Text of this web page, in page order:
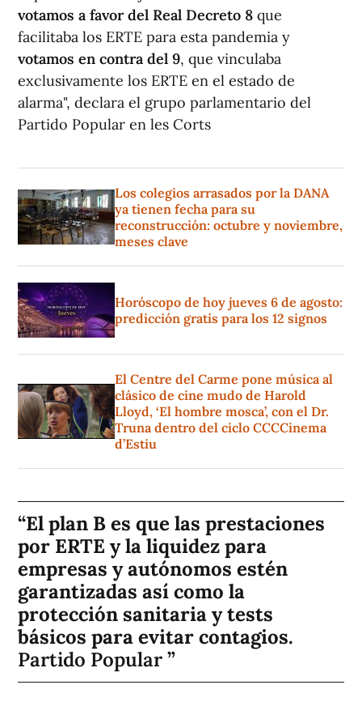
votamos a favor del Real Decreto 8 que
facilitaba los ERTE para esta pandemia y
votamos en contra del 9, que vinculaba
exclusivamente los ERTE en el estado de
alarma", declara el grupo parlamentario del
Partido Popular en les Corts
Los colegios arrasados por la DANA
ya tienen fecha para su
reconstrucción: octubre y noviembre,
meses clave
Horóscopo de hoy jueves 6 de agosto:
predicción gratis para los 12 signos
El Centre del Carme pone música al
clásico de cine mudo de Harold
Lloyd, ‘El hombre mosca’, con el Dr.
Truna dentro del ciclo CCCCinema
d’Estiu
El plan B es que las prestaciones
por ERTE y la liquidez para
empresas y autónomos estén
garantizadas así como la
protección sanitaria y tests
básicos para evitar contagios.
Partido Popular